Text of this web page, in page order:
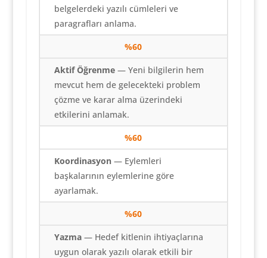
belgelerdeki yazılı cümleleri ve
paragrafları anlama.
%60
Aktif Öğrenme— Yeni bilgilerin hem
mevcut hem de gelecekteki problem
çözme ve karar alma üzerindeki
etkilerini anlamak.
%60
Koordinasyon— Eylemleri
başkalarının eylemlerine göre
ayarlamak.
%60
Yazma— Hedef kitlenin ihtiyaçlarına
uygun olarak yazılı olarak etkili bir